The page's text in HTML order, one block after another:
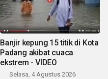
Banjir kepung 15 titik di Kota
Padang akibat cuaca
ekstrem - VIDEO
Selasa, 4 Agustus 2026